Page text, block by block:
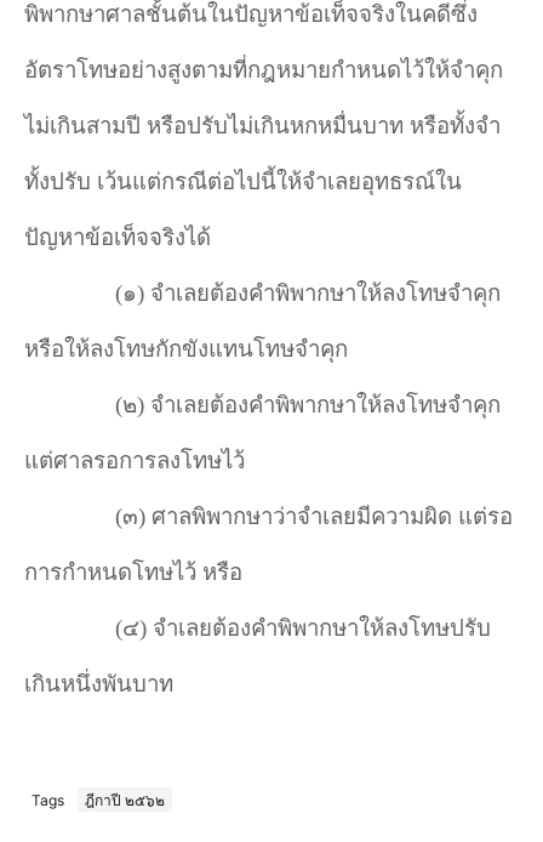
พิพากษาศาลชั้นต้นในปัญหาข้อเท็จจริงในคดีซึ่ง
อัตราโทษอย่างสูงตามที่กฎหมายกำหนดไว้ให้จำคุก
ไม่เกินสามปี หรือปรับไม่เกินหกหมื่นบาท หรือทั้งจำ
ทั้งปรับ เว้นแต่กรณีต่อไปนี้ให้จำเลยอุทธรณ์ใน
ปัญหาข้อเท็จจริงได้
(๑) จำเลยต้องคำพิพากษาให้ลงโทษจำคุก
หรือให้ลงโทษกักขังแทนโทษจำคุก
(๒) จำเลยต้องคำพิพากษาให้ลงโทษจำคุก
แต่ศาลรอการลงโทษไว้
(๓) ศาลพิพากษาว่าจำเลยมีความผิด แต่รอ
การกำหนดโทษไว้ หรือ
(๔) จำเลยต้องคำพิพากษาให้ลงโทษปรับ
เกินหนึ่งพันบาท
Tags ฎีกาปี ๒๕๖๒